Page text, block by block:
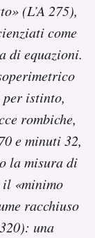
(L’A 275),
come
di equazioni.
per istinto,
rombiche,
e minuti 32,
la misura di
il «minimo
racchiuso
320): una